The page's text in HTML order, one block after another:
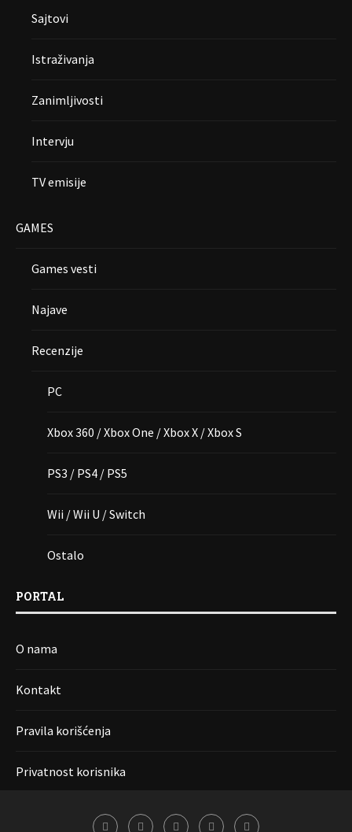
Sajtovi
Istraživanja
Zanimljivosti
Intervju
TV emisije
GAMES
Games vesti
Najave
Recenzije
PC
Xbox 360 / Xbox One / Xbox X / Xbox S
PS3 / PS4 / PS5
Wii / Wii U / Switch
Ostalo
PORTAL
O nama
Kontakt
Pravila korišćenja
Privatnost korisnika